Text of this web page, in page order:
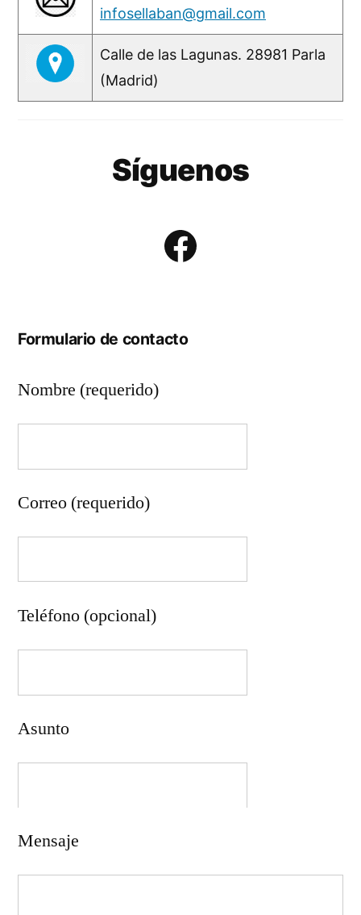
infosellaban@gmail.com
Calle de las Lagunas. 28981 Parla
(Madrid)
Síguenos
Facebook
Formulario de contacto
Nombre (requerido)
Correo (requerido)
Teléfono (opcional)
Asunto
Mensaje